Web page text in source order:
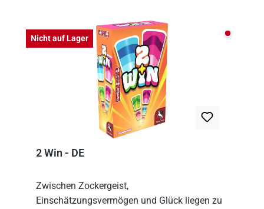
Nicht auf Lager Nicht
2 Win - DE
Zwischen Zockergeist,
Einschätzungsvermögen und Glück liegen zu